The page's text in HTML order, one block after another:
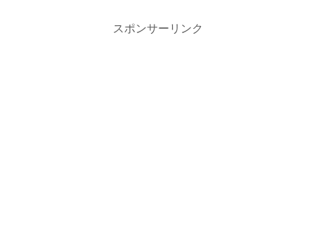
スポンサーリンク